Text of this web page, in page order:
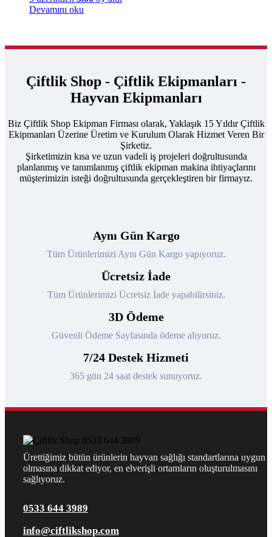
Devamını oku
Çiftlik Shop - Çiftlik Ekipmanları -
Hayvan Ekipmanları
Biz Çiftlik Shop Ekipman Firması olarak, Yaklaşık 15 Yıldır Çiftlik
Ekipmanları Üzerine Üretim ve Kurulum Olarak Hizmet Veren Bir
Şirketiz.
Şirketimizin kısa ve uzun vadeli iş projeleri doğrultusunda
planlanmış ve tanımlanmış çiftlik ekipman makina ihtiyaçlarını
müşterimizin isteği doğrultusunda gerçekleştiren bir firmayız.
Aynı Gün Kargo
Tüm Ürünlerimizi Aynı Gün Kargo yapıyoruz.
Ücretsiz İade
Tüm Ürünlerimizi Ücretsiz İade yapabilirsiniz.
3D Ödeme
Güvenli Ödeme Sayfasında ödeme alıyoruz.
7/24 Destek Hizmeti
365 gün 24 saat destek sunuyoruz.
Ürettiğimiz bütün ürünlerin hayvan sağlığı standartlarına uygun
olmasına dikkat ediyor, en elverişli ortamların oluşturulmasını
sağlıyoruz.
0533 644 3989
info@ciftlikshop.com